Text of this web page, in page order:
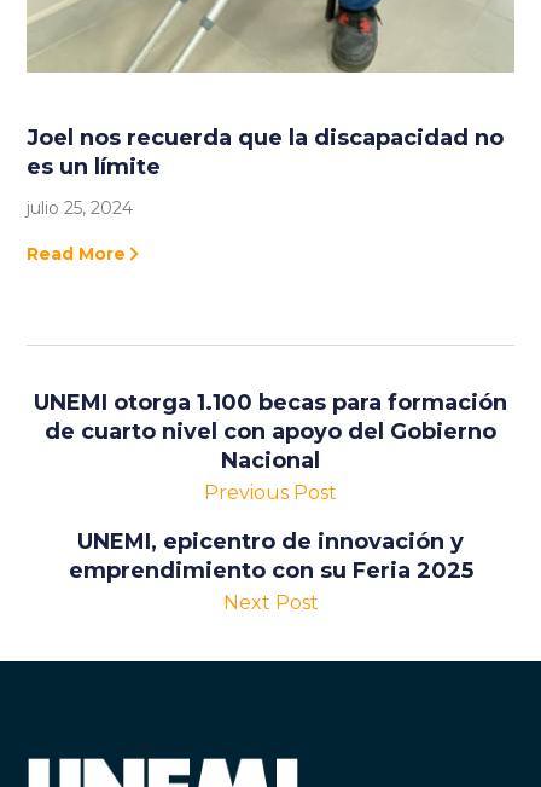
Joel nos recuerda que la discapacidad no
es un límite
julio 25, 2024
Read More
UNEMI otorga 1.100 becas para formación
de cuarto nivel con apoyo del Gobierno
Nacional
Previous Post
UNEMI, epicentro de innovación y
emprendimiento con su Feria 2025
Next Post